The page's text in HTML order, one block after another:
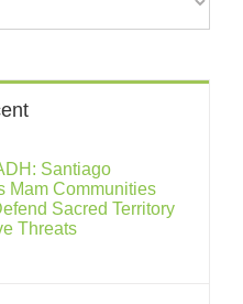
Santiago
Mam Communities
Sacred Territory
Threats